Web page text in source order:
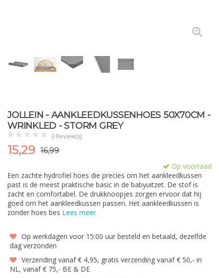
JOLLEIN - AANKLEEDKUSSENHOES 50X70CM -
WRINKLED - STORM GREY
0 Review(s)
15,29 16,99
Op voorraad
Een zachte hydrofiel hoes die precies om het aankleedkussen
past is de meest praktische basic in de babyuitzet. De stof is
zacht en comfortabel. De drukknoopjes zorgen ervoor dat hij
goed om het aankleedkussen passen. Het aankleedkussen is
zonder hoes bes Lees meer
Op werkdagen voor 15:00 uur besteld en betaald, dezelfde
dag verzonden
Verzending vanaf € 4,95, gratis verzending vanaf € 50,- in
NL, vanaf € 75,- BE & DE